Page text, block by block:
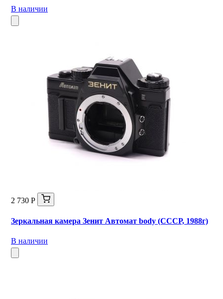
В наличии
2 730 Р
Зеркальная камера Зенит Автомат body (СССР, 1988г)
В наличии